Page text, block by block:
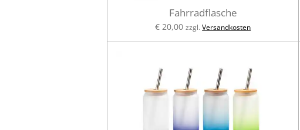
Fahrradflasche
€ 20,00 zzgl.Versandkosten